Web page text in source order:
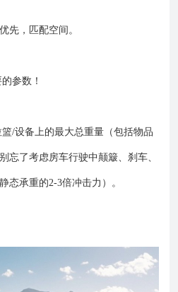
先，匹配空间。
参数！
/设备上的最大总重量（包括物品
忘了考虑房车行驶中颠簸、刹车、
态承重的2-3倍冲击力）。